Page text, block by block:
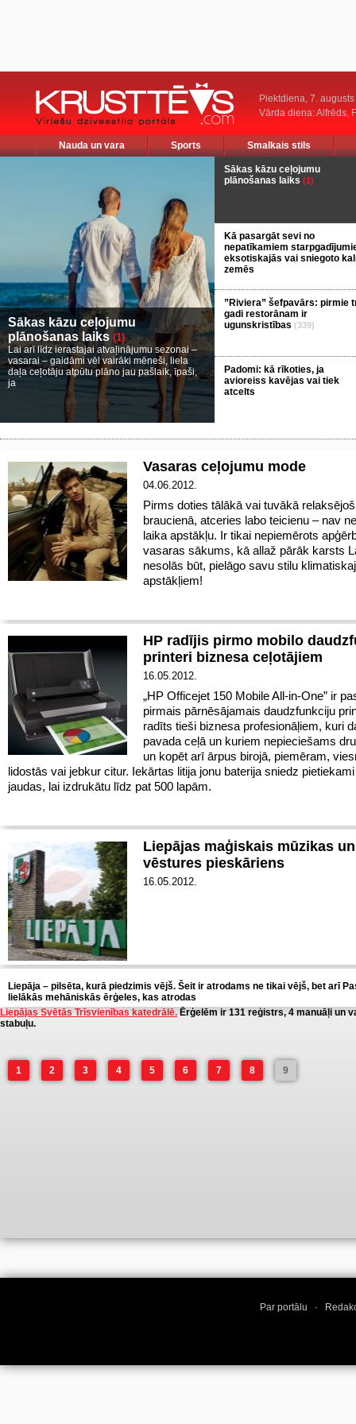
Piektdiena, 7. augusts
Vārda diena: Alfrēds,
Nauda un vara Sports Smalkais stils
Sākas kāzu ceļojumu
plānošanas laiks (1)
Lai arī līdz ierastajai atvaļinājumu sezonai –
vasarai – gaidāmi vēl vairāki mēneši, liela
daļa ceļotāju atpūtu plāno jau pašlaik, īpaši,
ja
Sākas kāzu ceļojumu
plānošanas laiks (1)
Kā pasargāt sevi no
nepatīkamiem
eksotiskajās vai sniegoto
zemēs
”Riviera” šefpavārs: pirmie
gadi restorānam ir
ugunskristības (339)
Padomi: kā rīkoties, ja
avioreiss kavējas vai tiek
atcelts
Vasaras ceļojumu mode
04.06.2012.
Pirms doties tālākā vai tuvākā
braucienā, atceries labo teicienu – nav
laika apstākļu. Ir tikai nepiemērots
vasaras sākums, kā allaž pārāk karsts
nesolās būt, pielāgo savu stilu
apstākļiem!
HP radījis pirmo mobilo
printeri biznesa ceļotājiem
16.05.2012.
„HP Officejet 150 Mobile All-in-One” ir
pirmais pārnēsājamais daudzfunkciju
radīts tieši biznesa profesionāļiem, kuri
pavada ceļā un kuriem nepieciešams
un kopēt arī ārpus birojā, piemēram,
lidostās vai jebkur citur. Iekārtas litija jonu baterija sniedz
jaudas, lai izdrukātu līdz pat 500 lapām.
Liepājas maģiskais mūzikas un
vēstures pieskāriens
16.05.2012.
Liepāja – pilsēta, kurā piedzimis vējš. Šeit ir atrodams ne tikai vējš, bet arī
lielākās mehāniskās ērģeles, kas atrodas
Liepājas Svētās Trīsvienības katedrālē. Ērģelēm ir 131 reģistrs, 4 manuāļi un
stabuļu.
1 2 3 4 5 6 7 8 9
Par portālu ·